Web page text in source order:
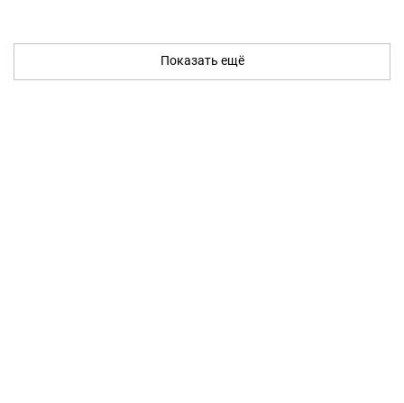
Показать ещё